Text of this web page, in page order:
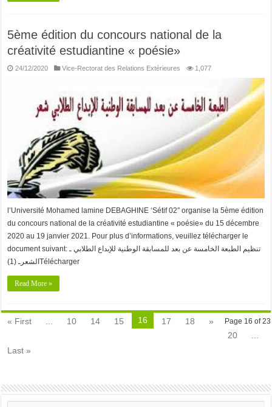
5ème édition du concours national de la
créativité estudiantine « poésie»
24/12/2020 Vice-Rectorat des Relations Extérieures 1,077
l’Université Mohamed lamine DEBAGHINE ‘Sétif 02″ organise la 5ème édition
du concours national de la créativité estudiantine « poésie» du 15 décembre
2020 au 19 janvier 2021. Pour plus d’informations, veuillez télécharger le
document suivant: تنظيم الطبعة الخامسة عن بعد للمسابقة الوطنية للإبداع الطلابي ـ
الشعرـ (1)Télécharger
Read More »
Page 16 of 23
« First 10 14 15 16 17 18
»
20
Last »